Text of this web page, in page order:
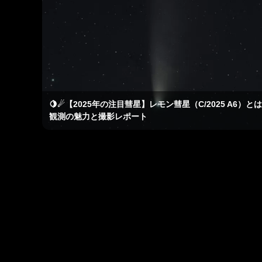
🍋☄【2025年の注目彗星】レモン彗星（C/2025 A6）と
観測の魅力と撮影レポート